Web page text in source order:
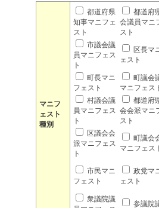
マニフ
ェスト
種別
都道府県
知事マニフェ
スト
都道府
会議員マニ
スト
市議会議
員マニフェス
ト
区長マ
ェスト
町長マニ
フェスト
町議会
マニフェス
村議会議
員マニフェス
ト
都道府
会会派マニ
スト
区議会会
派マニフェス
ト
町議会
マニフェス
市民マニ
フェスト
政党マ
ェスト
衆議院議
参議院